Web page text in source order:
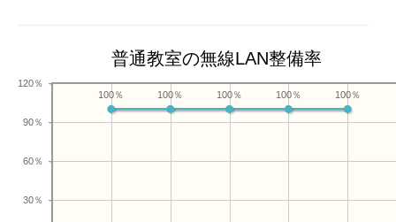
普通教室の無線LAN整備率
30％
60％
90％
120％
100％
100％
100％
100％
100％